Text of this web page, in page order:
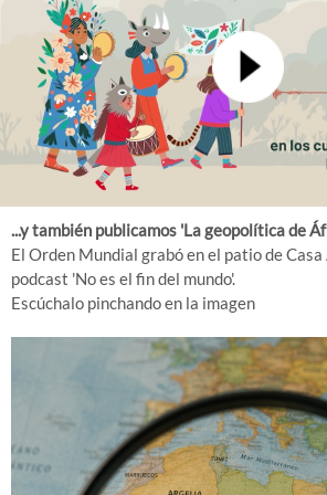
...y también publicamos 'La geopolítica de
El Orden Mundial grabó en el patio de
podcast 'No es el fin del mundo'.
Escúchalo pinchando en la imagen